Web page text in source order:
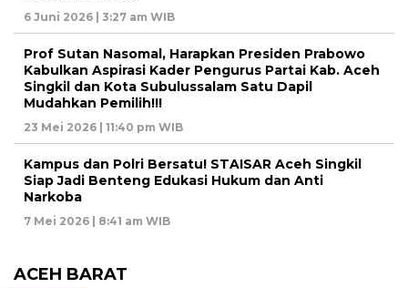
6 Juni 2026 | 3:27 am WIB
Prof Sutan Nasomal, Harapkan Presiden Prabowo
Kabulkan Aspirasi Kader Pengurus Partai Kab. Aceh
Singkil dan Kota Subulussalam Satu Dapil
Mudahkan Pemilih!!!
23 Mei 2026 | 11:40 pm WIB
Kampus dan Polri Bersatu! STAISAR Aceh Singkil
Siap Jadi Benteng Edukasi Hukum dan Anti
Narkoba
7 Mei 2026 | 8:41 am WIB
ACEH BARAT